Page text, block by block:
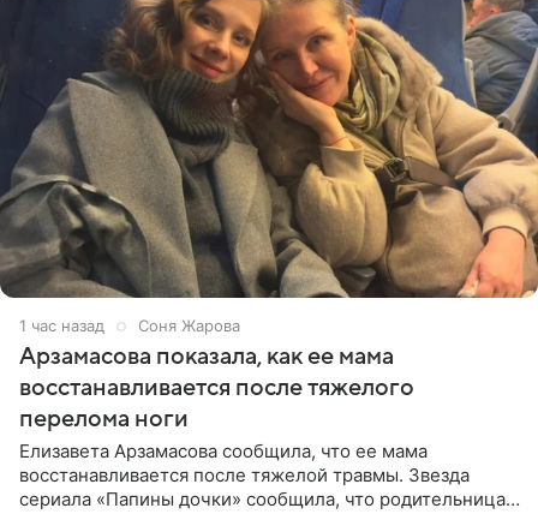
1 час назад Соня Жарова
Арзамасова показала, как ее мама
восстанавливается после тяжелого
перелома ноги
Елизавета Арзамасова сообщила, что ее мама
восстанавливается после тяжелой травмы. Звезда
сериала «Папины дочки» сообщила, что родительница